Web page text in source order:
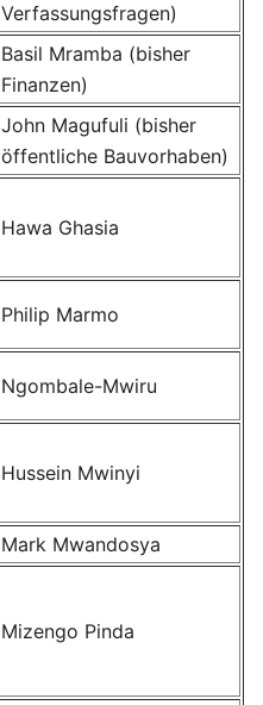
Verfassungsfragen)
Basil Mramba (bisher
Finanzen)
John Magufuli (bisher
öffentliche Bauvorhaben)
Hawa Ghasia
Philip Marmo
Ngombale-Mwiru
Hussein Mwinyi
Mark Mwandosya
Mizengo Pinda